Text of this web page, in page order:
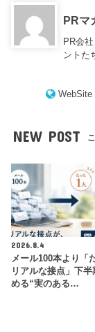
PRマ
PR会
ントた
WebSite
NEW POST
2026.8.4
メール100本より「
リアルな接点」下
める“実のある…